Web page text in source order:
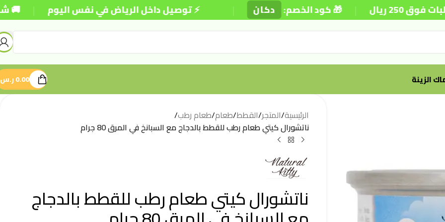
⚡ توصيل داخل الرياض في نفس اليوم | 🚚 شحن | 🎁 كود الخصم: دكان |
الزينة 0.00ر.س
الرئيسية/المتجر/القطط/طعام/طعام رطب/
ناتشورال كيتي طعام رطب للقطط بالدجاج مع السبانخ في المرق 80 جرام
ناتشورال كيتي طعام رطب للقطط بالدجاج